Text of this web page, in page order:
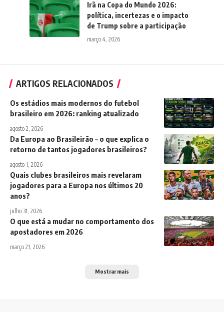
Irã na Copa do Mundo 2026:
política, incertezas e o impacto
de Trump sobre a participação
março 4, 2026
ARTIGOS RELACIONADOS
Os estádios mais modernos do futebol
brasileiro em 2026: ranking atualizado
agosto 2, 2026
Da Europa ao Brasileirão – o que explica o
retorno de tantos jogadores brasileiros?
agosto 1, 2026
Quais clubes brasileiros mais revelaram
jogadores para a Europa nos últimos 20
anos?
julho 31, 2026
O que está a mudar no comportamento dos
apostadores em 2026
março 21, 2026
Mostrar mais